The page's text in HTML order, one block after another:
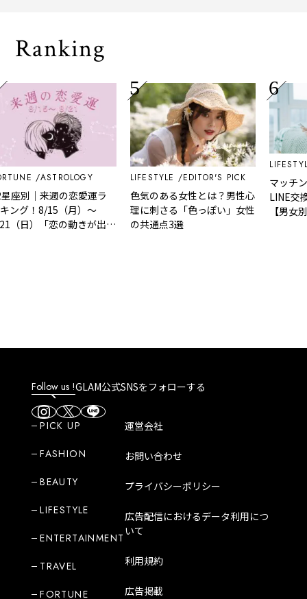
Ranking
ASTROLOGY
｜来週の恋愛運ラ
！8/15（月）～
）「恋の動きが出て
LIFESTYLE EDITOR'S PICK
色気のある女性とは？男性心
理に刺さる「色っぽい」女性
の共通点3選
LIFESTYLE
マッチングア
LINE交換！
【男女別】完
Follow us !GLAM公式SNSをフォローする
PICK UP
FASHION
BEAUTY
LIFESTYLE
ENTERTAINMENT
TRAVEL
FORTUNE
運営会社
お問い合わせ
プライバシーポリシー
広告配信におけるデータ利用につ
いて
利用規約
広告掲載